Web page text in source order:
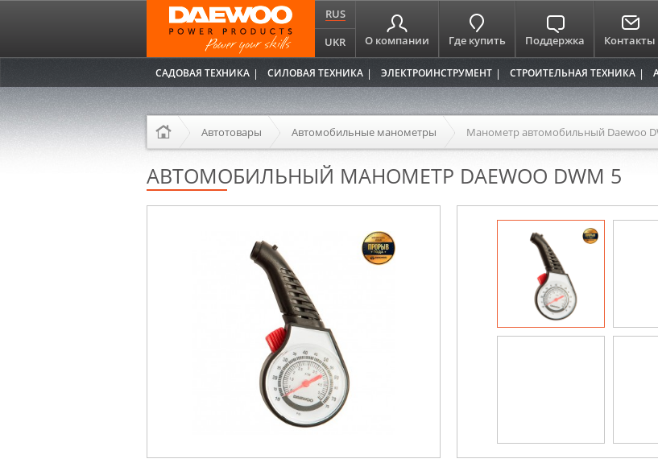
RUS
UKR
О компании Где купить Поддержка Контакты
САДОВАЯ ТЕХНИКА СИЛОВАЯ ТЕХНИКА ЭЛЕКТРОИНСТРУМЕНТ СТРОИТЕЛЬНАЯ ТЕХНИКА
Автотовары Автомобильные манометры Манометр автомобильный Daewoo
АВТОМОБИЛЬНЫЙ МАНОМЕТР DAEWOO DWM 5